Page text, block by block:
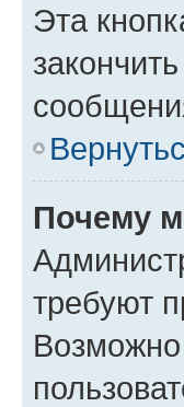
Эта
Почему
требуют
Возможно